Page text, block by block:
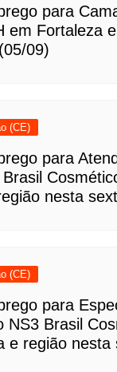
para
em Fortaleza
09)
(CE)
para
nesta
(CE)
para
NS3 Brasil
e região nesta